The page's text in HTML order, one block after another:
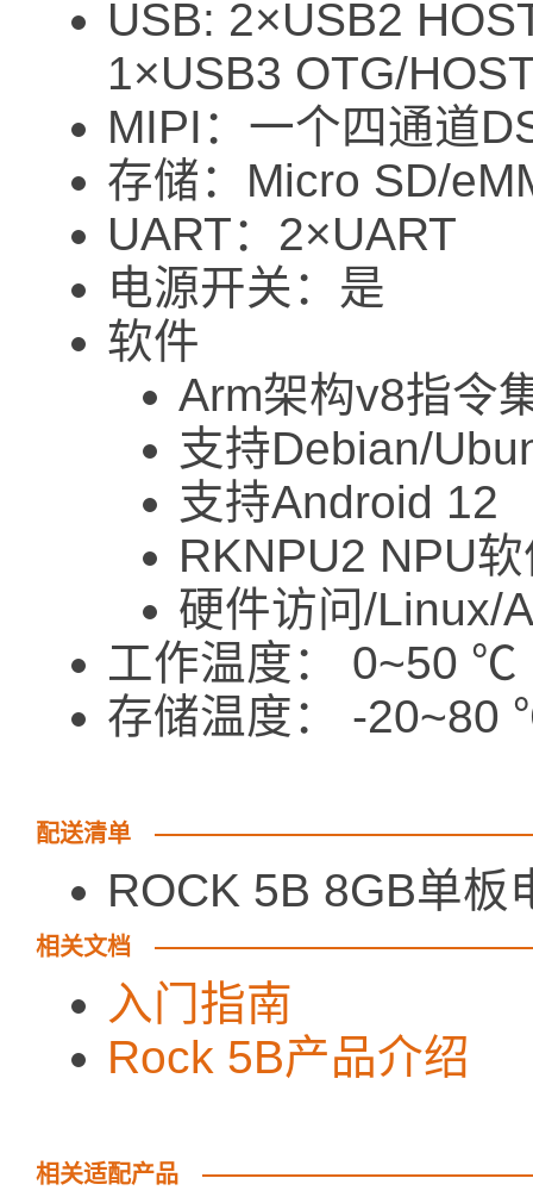
USB: 2×USB2
1×USB3 OTG/
MIPI：一个四通道
存储：Micro SD/
UART：2×UART
电源开关：是
软件
Arm架构v8指令
支持Debian/
支持Android 12
RKNPU2 NPU
硬件访问/Linux/
工作温度： 0~50 ℃
存储温度： -20~80
配送清单
ROCK 5B 8GB单板
相关文档
入门指南
Rock 5B产品介绍
相关适配产品